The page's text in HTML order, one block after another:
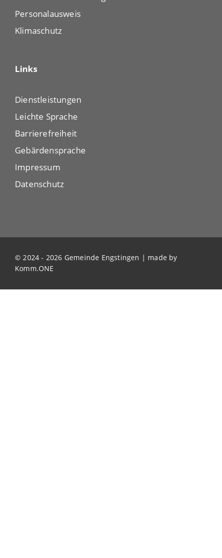
Personalausweis
Klimaschutz
Links
Dienstleistungen
Leichte Sprache
Barrierefreiheit
Gebärdensprache
Impressum
Datenschutz
© 2024 - 2026 Gemeinde Engstingen | made by
Komm.ONE